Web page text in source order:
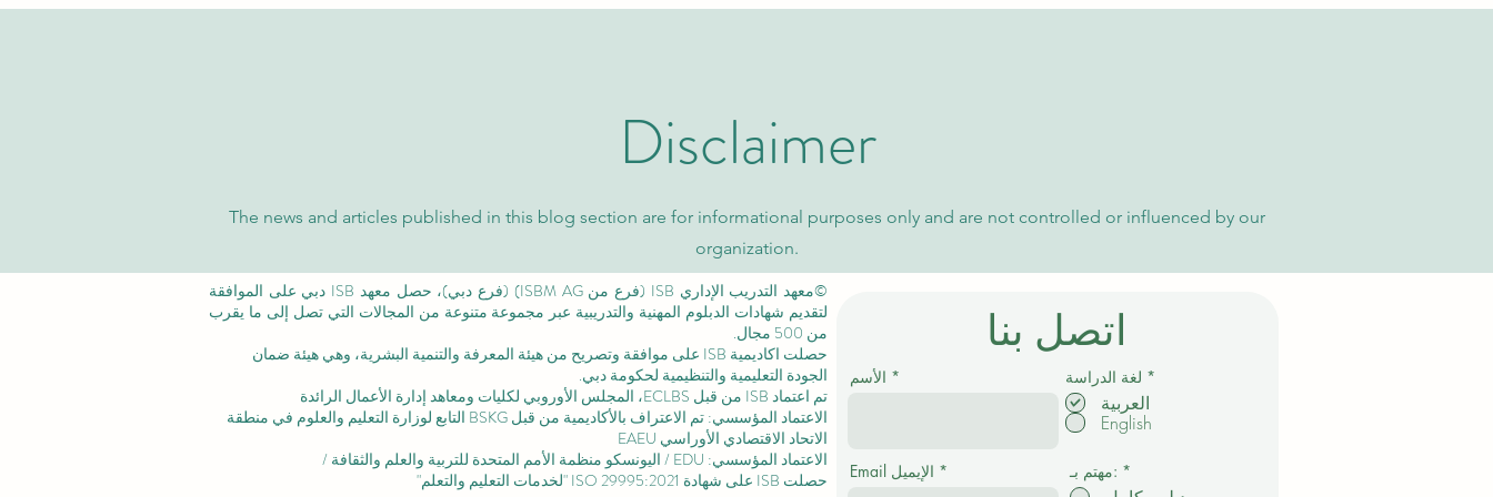
الدولية الأكاديمية
السويسرية الدولية
كيو إس والتايمز العالمية
Disclaimer
The news and articles published in this blog section are for informational purposes only and are not controlled or influenced by our
organization.
©معهد التدريب الإداري ISB (فرع من ISBM AG) (فرع دبي)، حصل معهد ISB دبي على الموافقة
لتقديم شهادات الدبلوم المهنية والتدريبية عبر مجموعة متنوعة من المجالات التي تصل إلى ما يقرب
من 500 مجال.
حصلت اكاديمية ISB على موافقة وتصريح من
هيئة المعرفة والتنمية البشرية، وهي هيئة ضمان
الجودة التعليمية والتنظيمية لحكومة دبي.
تم اعتماد ISB من قبل ECLBS،
المجلس الأوروبي لكليات ومعاهد إدارة الأعمال الرائدة
الاعتماد المؤسسي: تم الاعتراف بالأكاديمية من قبل BSKG التابع لوزارة التعليم والعلوم في منطقة
الاتحاد الاقتصادي الأوراسي EAEU
الاعتماد المؤسسي: EDU / اليونسكو منظمة الأمم المتحدة للتربية والعلم والثقافة /
حصلت ISB على
شهادة ISO 29995:2021 "لخدمات التعليم والتعلم"
اتصل بنا
الأسم لغة الدراسة *
العربية
English
Email الإيميل مهتم بـ: *